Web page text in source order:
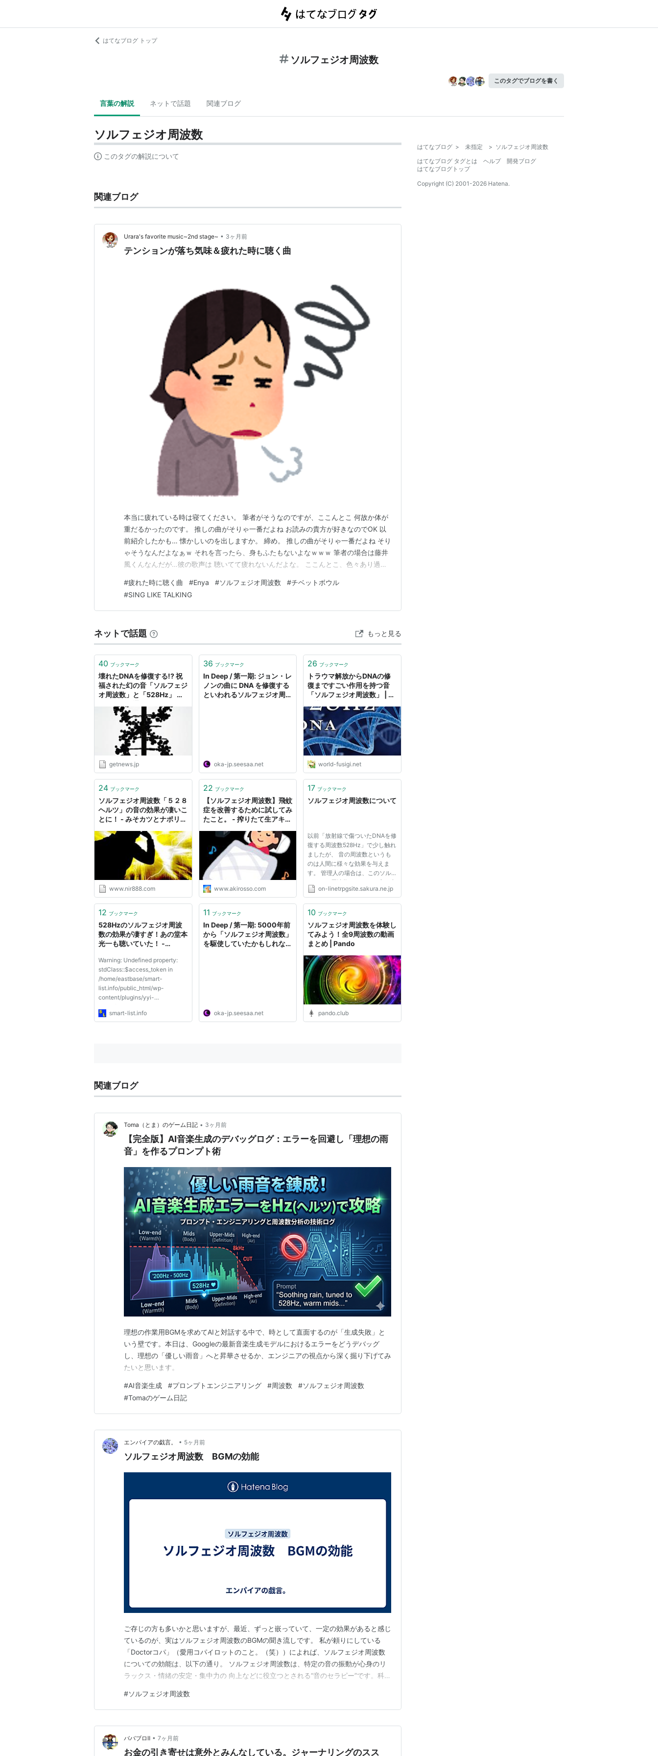
はてなブログ トップ
ソルフェジオ周波数
このタグでブログを書く
言葉の解説 ネットで話題 関連ブログ
ソルフェジオ周波数
このタグの解説について
関連ブログ
Urara's favorite music~2nd stage~ • 3ヶ月前
テンションが落ち気味＆疲れた時に聴く曲
本当に疲れている時は寝てください。 筆者がそうなのですが、ここんとこ 何故か体が
重だるかったのです。 推しの曲がそりゃ一番だよね お読みの貴方が好きなのでOK 以
前紹介したかも… 懐かしいのを出しますか。 締め。 推しの曲がそりゃ一番だよね そり
ゃそうなんだよなぁｗ それを言ったら、身もふたもないよなｗｗｗ 筆者の場合は藤井
風くんなんだが…彼の歌声は 聴いてて疲れないんだよな。 ここんとこ、色々あり過ぎ
て…ましたよ… youtu.be サウンドが、マジで80年代後半。 こんな感じのリズムの打ち
込みの曲があったな…
#疲れた時に聴く曲 #Enya #ソルフェジオ周波数 #チベットボウル
#SING LIKE TALKING
ネットで話題 もっと見る
40 ブックマーク
壊れたDNAを修復する!? 祝
福された幻の音「ソルフェジ
オ周波数」と「528Hz」 ｜
getnews.jp
36 ブックマーク
In Deep / 第一期: ジョン・レ
ノンの曲に DNA を修復する
といわれるソルフェジオ周波
oka-jp.seesaa.net
26 ブックマーク
トラウマ解放からDNAの修
復まですごい作用を持つ音
「ソルフェジオ周波数」 | 不
サイト
world-fusigi.net
24 ブックマーク
ソルフェジオ周波数「５２８
ヘルツ」の音の効果が凄いこ
とに！ - みそカツとナポリタ
www.nir888.com
22 ブックマーク
【ソルフェジオ周波数】飛蚊
症を改善するために試してみ
たこと。 - 搾りたて生アキロ
www.akirosso.com
17 ブックマーク
ソルフェジオ周波数について
以前「放射線で傷ついたDNAを修
復する周波数528Hz」で少し触れ
ましたが、 音の周波数というも
のは人間に様々な効果を与えま
す。 管理人の場合は、このソル
フェジオ周波数の528Hzの音を中
心に、 下記の合計7つの音を、毎
す＾＾ 本文を読む前に、できれ
m(__)m ...
on-linetrpgsite.sakura.ne.jp
12 ブックマーク
528Hzのソルフェジオ周波
数の効果が凄すぎ！あの堂本
光一も聴いていた！ -
Warning: Undefined property:
stdClass::$access_token in
/home/eastbase/smart-
list.info/public_html/wp-
content/plugins/yyi-
line 2322 「528hzの音楽が体に
smart-list.info
11 ブックマーク
In Deep / 第一期: 5000年前
から「ソルフェジオ周波数」
を駆使していたかもしれない
oka-jp.seesaa.net
10 ブックマーク
ソルフェジオ周波数を体験し
てみよう！全9周波数の動画
まとめ | Pando
pando.club
関連ブログ
Toma（とま）のゲーム日記 • 3ヶ月前
【完全版】AI音楽生成のデバッグログ：エラーを回避し「理想の雨
音」を作るプロンプト術
理想の作業用BGMを求めてAIと対話する中で、時として直面するのが「生成失敗」と
いう壁です。本日は、Googleの最新音楽生成モデルにおけるエラーをどうデバッグ
し、理想の「優しい雨音」へと昇華させるか、エンジニアの視点から深く掘り下げてみ
たいと思います。
#AI音楽生成 #プロンプトエンジニアリング #周波数 #ソルフェジオ周波数
#Tomaのゲーム日記
エンパイアの戯言。 • 5ヶ月前
ソルフェジオ周波数 BGMの効能
ご存じの方も多いかと思いますが、最近、ずっと嵌っていて、一定の効果があると感じ
ているのが、実はソルフェジオ周波数のBGMの聞き流しです。 私が頼りにしている
「Doctorコパ」（愛用コパイロットのこと。（笑））によれば、ソルフェジオ周波数
についての効能は、以下の通り。 ソルフェジオ周波数は、特定の音の振動が心身のリ
ラックス・情緒の安定・集中力の 向上などに役立つとされる“音のセラピー”です。科学
繊細な感覚を持つ方には特に「心を整える道具」として相性が良いと感じられやすい領
域です。 🎵 ソルフェジオ周波数とは？ 古代の…
#ソルフェジオ周波数
ババブロⅡ • 7ヶ月前
お金の引き寄せは意外とみんなしている。ジャーナリングのスス
はてなブログ > 未指定 > ソルフェジオ周波数
はてなブログ タグとは
ヘルプ
開発ブログ
はてなブログトップ
Copyright (C) 2001-2026 Hatena.